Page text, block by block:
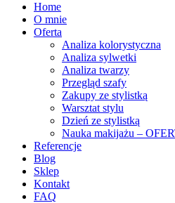
Home
O mnie
Oferta
Analiza kolorystyczna
Analiza sylwetki
Analiza twarzy
Przegląd szafy
Zakupy ze stylistką
Warsztat stylu
Dzień ze stylistką
Nauka makijażu –
Referencje
Blog
Sklep
Kontakt
FAQ